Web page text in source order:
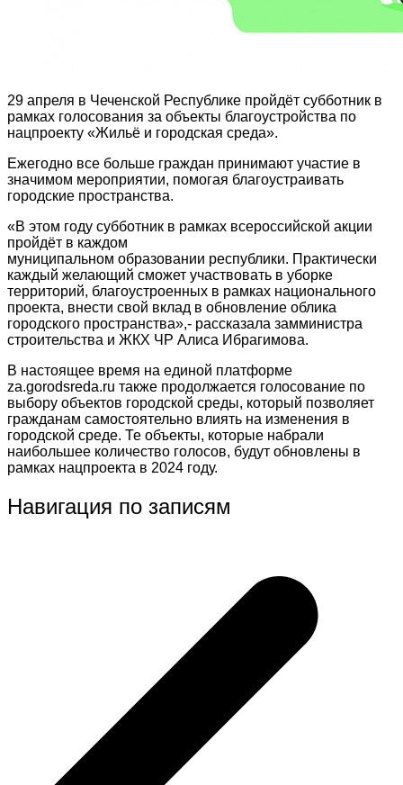
29 апреля в Чеченской Республике пройдёт субботник в
рамках голосования за объекты благоустройства по
нацпроекту «Жильё и городская среда».
Ежегодно все больше граждан принимают участие в
значимом мероприятии, помогая благоустраивать
городские пространства.
«В этом году субботник в рамках всероссийской акции
пройдёт в каждом
муниципальном образовании республики. Практически
каждый желающий сможет участвовать в уборке
территорий, благоустроенных в рамках национального
проекта, внести свой вклад в обновление облика
городского пространства»,- рассказала замминистра
строительства и ЖКХ ЧР Алиса Ибрагимова.
В настоящее время на единой платформе
za.gorodsreda.ru также продолжается голосование по
выбору объектов городской среды, который позволяет
гражданам самостоятельно влиять на изменения в
городской среде. Те объекты, которые набрали
наибольшее количество голосов, будут обновлены в
рамках нацпроекта в 2024 году.
Навигация по записям